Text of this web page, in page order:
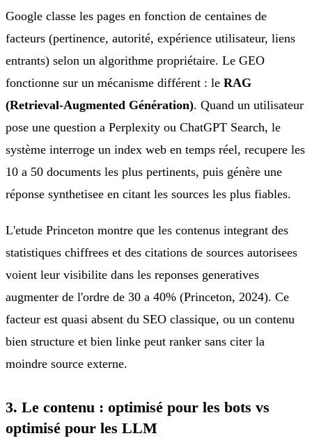
Google classe les pages en fonction de centaines de
facteurs (pertinence, autorité, expérience utilisateur, liens
entrants) selon un algorithme propriétaire. Le GEO
fonctionne sur un mécanisme différent : le RAG
(Retrieval-Augmented Génération). Quand un utilisateur
pose une question a Perplexity ou ChatGPT Search, le
système interroge un index web en temps réel, recupere les
10 a 50 documents les plus pertinents, puis génère une
réponse synthetisee en citant les sources les plus fiables.
L'etude Princeton montre que les contenus integrant des
statistiques chiffrees et des citations de sources autorisees
voient leur visibilite dans les reponses generatives
augmenter de l'ordre de 30 a 40% (Princeton, 2024). Ce
facteur est quasi absent du SEO classique, ou un contenu
bien structure et bien linke peut ranker sans citer la
moindre source externe.
3. Le contenu : optimisé pour les bots vs
optimisé pour les LLM